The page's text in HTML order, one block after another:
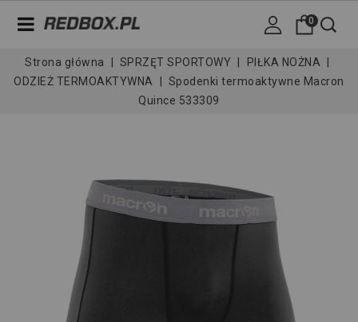
0
Strona główna SPRZĘT SPORTOWY
PIŁKA NOŻNA
ODZIEŻ TERMOAKTYWNA
Spodenki termoaktywne Macron
Quince 533309